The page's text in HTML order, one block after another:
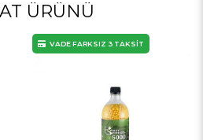
ÜRÜNÜ
VADE FARKSIZ 3 TAKSİT